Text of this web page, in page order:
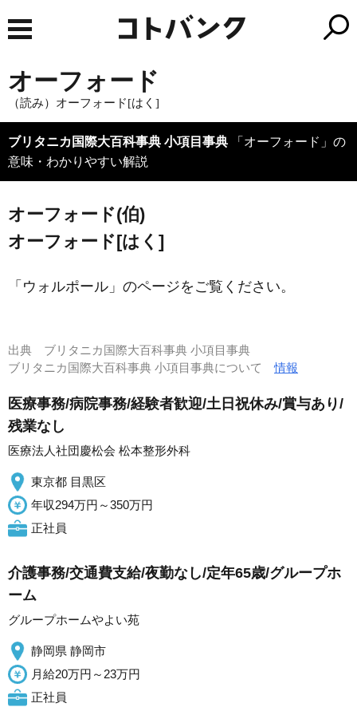
オーフォード
（読み）オーフォード[はく]
ブリタニカ国際大百科事典 小項目事典 「オーフォード」の
意味・わかりやすい解説
オーフォード(伯)
オーフォード[はく]
「ウォルポール」のページをご覧ください。
出典 ブリタニカ国際大百科事典 小項目事典
ブリタニカ国際大百科事典 小項目事典について情報
医療事務/病院事務/経験者歓迎/土日祝休み/賞与あり/
残業なし
医療法人社団慶松会 松本整形外科
東京都 目黒区
年収294万円～350万円
正社員
介護事務/交通費支給/夜勤なし/定年65歳/グループホ
ーム
グループホームやよい苑
静岡県 静岡市
月給20万円～23万円
正社員